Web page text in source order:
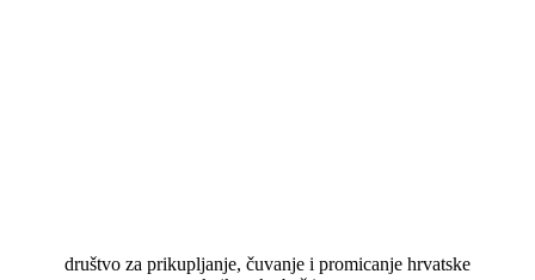
društvo za prikupljanje, čuvanje i promicanje hrvatske